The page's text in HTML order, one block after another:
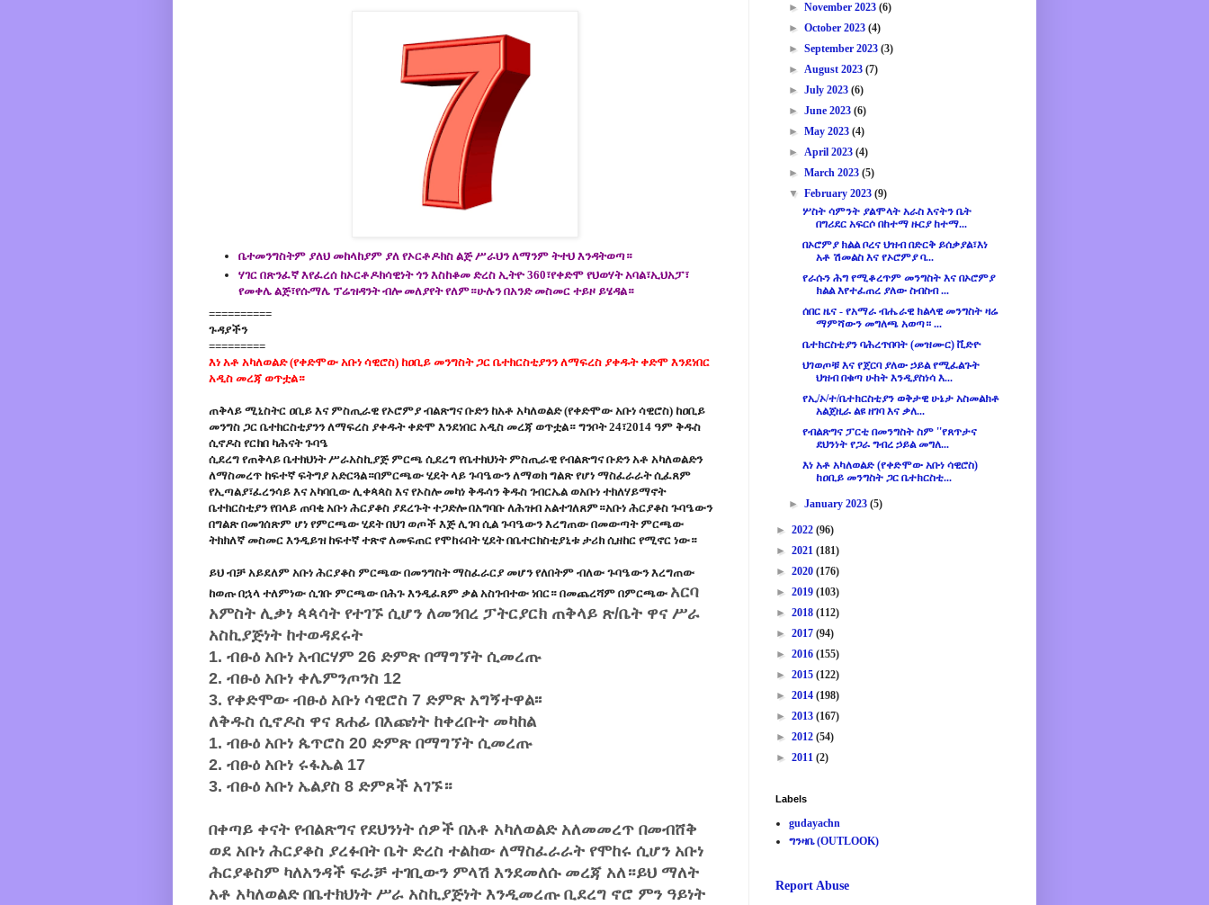
ቤተመንግስትም ያለህ መከላከያም ያለ የኦርቶዶክስ ልጅ ሥራህን ለማንም ትተህ እንዳትወጣ።
ሃገር በጽንፈኛ እየፈረሰ ከኦርቶዶክሳዊነት ጎን እስከቆመ ድረስ ኢትዮ 360፣የቀድሞ የህወሃት አባል፣ኢህአፓ፣
የመቀሌ ልጅ፣የሱማሌ ፕሬዝዳንት ብሎ መለያየት የለም።ሁሉን በአንድ መስመር ተይዞ ይሄዳል።
==========
ጉዳያችን
=========
እነ አቶ አካለወልድ (የቀድሞው አቡነ ሳዊሮስ) ከዐቢይ መንግስት ጋር ቤተክርስቲያንን ለማፍረስ ያቀዱት ቀድሞ እንደነበር
አዲስ መረጃ ወጥቷል።
ጠቅላይ ሚኒስትር ዐቢይ እና ምስጢራዊ የኦሮምያ ብልጽግና ቡድን ከአቶ አካለወልድ (የቀድሞው አቡነ ሳዊሮስ) ከዐቢይ
መንግስ ጋር ቤተክርስቲያንን ለማፍረስ ያቀዱት ቀድሞ እንደነበር አዲስ መረጃ ወጥቷል። ግንቦት 24፣2014 ዓም ቅዱስ
ሲኖዶስ የርክበ ካሕናት ጉባዔ
ሲደረግ የጠቅላይ ቤተክህነት ሥራአስኪያጅ ምርጫ ሲደረግ የቤተክህነት ምስጢራዊ የብልጽግና ቡድን አቶ አካለወልድን
ለማስመረጥ ከፍተኛ ፍትግያ አድርጓል።በምርጫው ሂደት ላይ ጉባዔውን ለማወክ ግልጽ የሆነ ማስፈራራት ሲፈጸም
የኢጣልያ፣ፈረንሳይ እና አካባቢው ሊቀጳጳስ እና የኦስሎ መካነ ቅዱሳን ቅዱስ ገብርኤል ወአቡነ ተክለሃይማኖት
ቤተክርስቲያን የበላይ ጠባቂ አቡነ ሕርያቆስ ያደረጉት ተጋድሎ በአግባቡ ለሕዝብ አልተገለጸም።አቡነ ሕርያቆስ ጉባዔውን
በግልጽ በመገሰጽም ሆነ የምርጫው ሂደት በህገ ወጦች እጅ ሊገባ ሲል ጉባዔውን እረግጠው በመውጣት ምርጫው
ትክክለኛ መስመር እንዲይዝ ከፍተኛ ተጽኖ ለመፍጠር የሞከሩበት ሂደት በቤተርክስቲያኒቱ ታሪክ ሲዘከር የሚኖር ነው።
ይህ ብቻ አይደለም አቡነ ሕርያቆስ ምርጫው በመንግስት ማስፈራርያ መሆን የለበትም ብለው ጉባዔውን እረግጠው
ከወጡ በኋላ ተለምነው ሲገቡ ምርጫው በሕጉ እንዲፈጸም ቃል አስገብተው ነበር። በመጨረሻም በምርጫው አርባ
አምስት ሊቃነ ጳጳሳት የተገኙ ሲሆን ለመንበረ ፓትርያርክ ጠቅላይ ጽ/ቤት ዋና ሥራ
አስኪያጅነት ከተወዳደሩት
1. ብፁዕ አቡነ አብርሃም 26 ድምጽ በማግኘት ሲመረጡ
2. ብፁዕ አቡነ ቀሌምንጦንስ 12
3. የቀድሞው ብፁዕ አቡነ ሳዊሮስ 7 ድምጽ አግኝተዋል፡፡
ለቅዱስ ሲኖዶስ ዋና ጸሐፊ በእጩነት ከቀረቡት መካከል
1. ብፁዕ አቡነ ጴጥሮስ 20 ድምጽ በማግኘት ሲመረጡ
2. ብፁዕ አቡነ ሩፋኤል 17
3. ብፁዕ አቡነ ኤልያስ 8 ድምጾች አገኙ።
በቀጣይ ቀናት የብልጽግና የደህንነት ሰዎች በአቶ አካለወልድ አለመመረጥ በመብሸቅ
ወደ አቡነ ሕርያቆስ ያረፉበት ቤት ድረስ ተልከው ለማስፈራራት የሞከሩ ሲሆን አቡነ
ሕርያቆስም ካለአንዳች ፍራቻ ተገቢውን ምላሽ እንደመለሱ መረጃ አለ።ይህ ማለት
አቶ አካለወልድ በቤተክህነት ሥራ አስኪያጅነት እንዲመረጡ ቢደረግ ኖሮ ምን ዓይነት
►November 2023(6)
►October 2023(4)
►September 2023(3)
►August 2023(7)
►July 2023(6)
►June 2023(6)
►May 2023(4)
►April 2023(4)
►March 2023(5)
▼February 2023(9)
ሦስት ሳምንት ያልሞላት አራስ እናትን ቤት
በግሪደር አፍርሶ በከተማ ዙርያ ከተማ...
በኦሮምያ ክልል ቦረና ህዝብ በድርቅ ይሰቃያል፣እነ
አቶ ሽመልስ እና የኦሮምያ ባ...
የራሱን ሕግ የሚቆረጥም መንግስት እና በኦሮምያ
ክልል እየተፈጠረ ያለው ስብስብ ...
ሰበር ዜና - የአማራ ብሔራዊ ክልላዊ መንግስት ዛሬ
ማምሻውን መግለጫ አወጣ። ...
ቤተክርስቲያን ባሕረጥበባት (መዝሙር) ቪድዮ
ህገወጦቹ እና የጀርባ ያለው ኃይል የሚፈልጉት
ህዝብ በቁጣ ሁከት እንዲያስነሳ እ...
የኢ/ኦ/ተ/ቤተክርስቲያን ወቅታዊ ሁኔታ አስመልክቶ
አልጀዚራ ልዩ ዘገባ እና ቃለ...
የብልጽግና ፓርቲ በመንግስት ስም ''የጸጥታና
ደህንነት የጋራ ግብረ ኃይል መግለ...
እነ አቶ አካለወልድ (የቀድሞው አቡነ ሳዊሮስ)
ከዐቢይ መንግስት ጋር ቤተክርስቲ...
►January 2023(5)
► 2022 (96)
► 2021 (181)
► 2020 (176)
► 2019 (103)
► 2018 (112)
► 2017 (94)
► 2016 (155)
► 2015 (122)
► 2014 (198)
► 2013 (167)
► 2012 (54)
► 2011 (2)
Labels
gudayachn
ግንዛቤ (OUTLOOK)
Report Abuse